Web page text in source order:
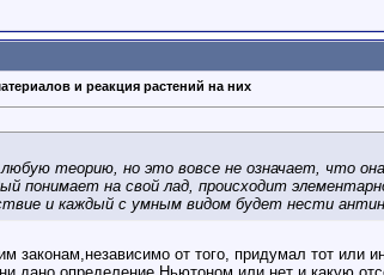
и реакция растений на них
теорию, но это вовсе не означает, что
понимает на свой лад, происходит
и каждый с умным видом будет нести
законам,независимо от того, придумал тот или